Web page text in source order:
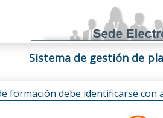
Sistema de gestión de
formación debe identificarse